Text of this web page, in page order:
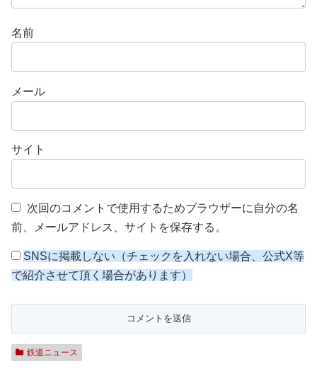
名前
メール
サイト
次回のコメントで使用するためブラウザーに自分の名
前、メールアドレス、サイトを保存する。
SNSに掲載しない（チェックを入れない場合、公式X等
で紹介させて頂く場合があります）
鉄道ニュース